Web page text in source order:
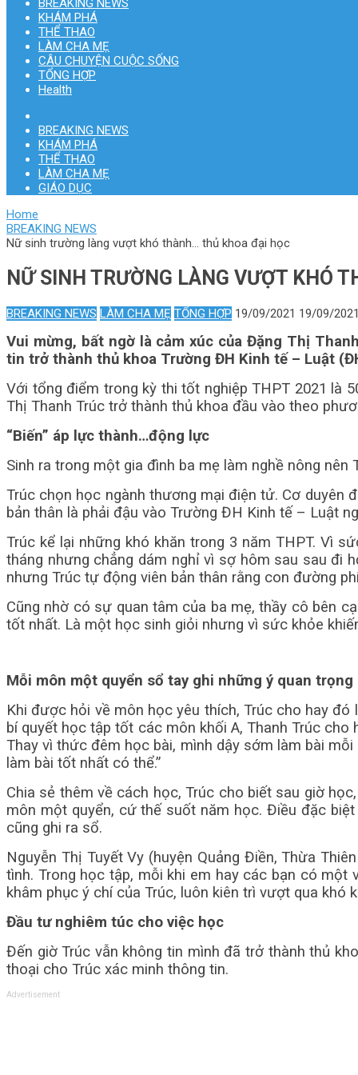
KHÁM PHÁ
THỂ THAO
LÀM CHA MẸ
CÂU CHUYỆN CUỘC SỐNG
TỔNG HỢP
Health
BREAKING NEWS
KHÁM PHÁ
THỂ THAO
LÀM CHA MẸ
GIÁO DỤC
Home
BREAKING NEWS
Nữ sinh trường làng vượt khó thành… thủ khoa đại học
NỮ SINH TRƯỜNG LÀNG VƯỢT KHÓ
BREAKING NEWS LÀM CHA MẸ TỔNG HỢP 19/09/2021 19/09/2021
Vui mừng, bất ngờ là cảm xúc của Đặng Thị
tin trở thành thủ khoa Trường ĐH Kinh tế – Luật
Với tổng điểm trong kỳ thi tốt nghiệp THPT 2021 là
Thị Thanh Trúc trở thành thủ khoa đầu vào theo
“Biến” áp lực thành…động lực
Sinh ra trong một gia đình ba mẹ làm nghề nông
Trúc chọn học ngành thương mại điện tử. Cơ duyên
bản thân là phải đậu vào Trường ĐH Kinh tế – Luật
Trúc kể lại những khó khăn trong 3 năm THPT. Vì
tháng nhưng chẳng dám nghỉ vì sợ hôm sau sau đi
nhưng Trúc tự động viên bản thân rằng con đường
Cũng nhờ có sự quan tâm của ba mẹ, thầy cô bên
tốt nhất. Là một học sinh giỏi nhưng vì sức khỏe
Mỗi môn một quyển sổ tay ghi những ý quan trọng
Khi được hỏi về môn học yêu thích, Trúc cho hay
bí quyết học tập tốt các môn khối A, Thanh Trúc
Thay vì thức đêm học bài, mình dậy sớm làm bài
làm bài tốt nhất có thể.”
Chia sẻ thêm về cách học, Trúc cho biết sau giờ
môn một quyển, cứ thế suốt năm học. Điều đặc
cũng ghi ra sổ.
Nguyễn Thị Tuyết Vy (huyện Quảng Điền, Thừa
tình. Trong học tập, mỗi khi em hay các bạn có một
khâm phục ý chí của Trúc, luôn kiên trì vượt qua khó
Đầu tư nghiêm túc cho việc học
Đến giờ Trúc vẫn không tin mình đã trở thành thủ
thoại cho Trúc xác minh thông tin.
Advertisement